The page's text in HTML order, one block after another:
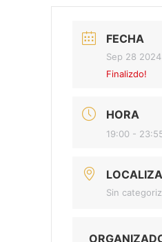
FECHA
Sep 28 2024
Finalizdo!
HORA
19:00 -
Sin